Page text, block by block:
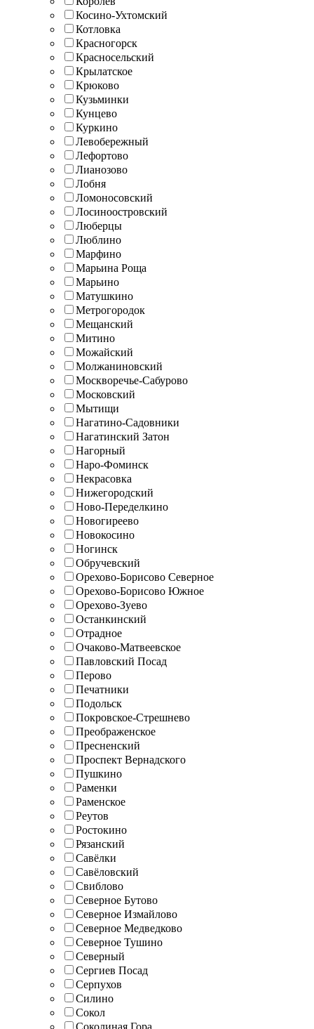
Косино-Ухтомский
Котловка
Красногорск
Красносельский
Крылатское
Крюково
Кузьминки
Кунцево
Куркино
Левобережный
Лефортово
Лианозово
Лобня
Ломоносовский
Лосиноостровский
Люберцы
Люблино
Марфино
Марьина Роща
Марьино
Матушкино
Метрогородок
Мещанский
Митино
Можайский
Молжаниновский
Москворечье-Сабурово
Московский
Мытищи
Нагатино-Садовники
Нагатинский Затон
Нагорный
Наро-Фоминск
Некрасовка
Нижегородский
Ново-Переделкино
Новогиреево
Новокосино
Ногинск
Обручевский
Орехово-Борисово Северное
Орехово-Борисово Южное
Орехово-Зуево
Останкинский
Отрадное
Очаково-Матвеевское
Павловский Посад
Перово
Печатники
Подольск
Покровское-Стрешнево
Преображенское
Пресненский
Проспект Вернадского
Пушкино
Раменки
Раменское
Реутов
Ростокино
Рязанский
Савёлки
Савёловский
Свиблово
Северное Бутово
Северное Измайлово
Северное Медведково
Северное Тушино
Северный
Сергиев Посад
Серпухов
Силино
Сокол
Соколиная Гора